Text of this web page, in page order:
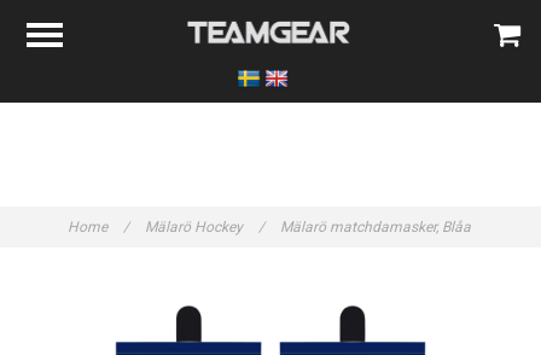
Home / Mälarö Hockey / Mälarö matchdamasker, Blåa